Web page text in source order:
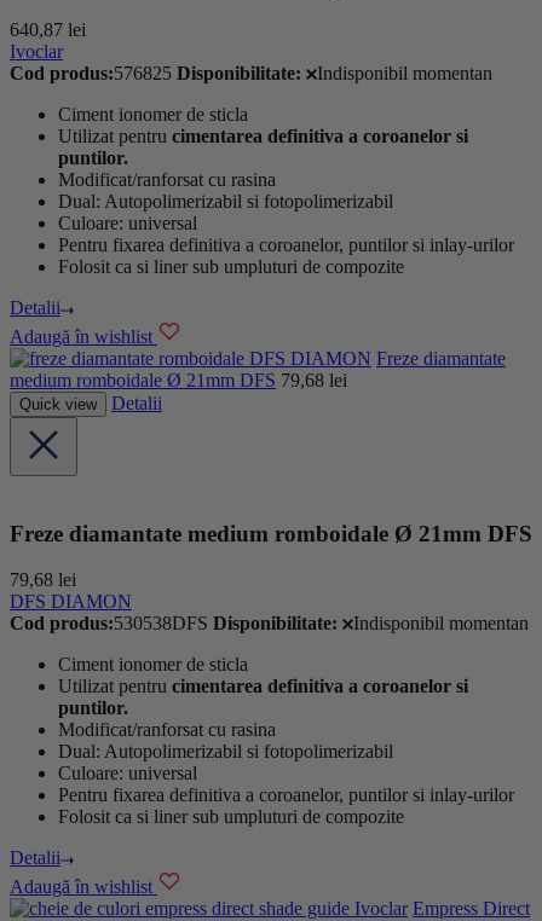
640,87 lei
Ivoclar
Cod produs:576825 Disponibilitate:
Indisponibil momentan
Ciment ionomer de sticla
Utilizat pentru cimentarea definitiva a coroanelor si
puntilor.
Modificat/ranforsat cu rasina
Dual: Autopolimerizabil si fotopolimerizabil
Culoare: universal
Pentru fixarea definitiva a coroanelor, puntilor si inlay-urilor
Folosit ca si liner sub umpluturi de compozite
Detalii
Adaugă în wishlist
DFS DIAMON Freze diamantate
medium romboidale Ø 21mm DFS 79,68 lei
Quick view Detalii
Freze diamantate medium romboidale Ø 21mm DFS
79,68 lei
DFS DIAMON
Cod produs:530538DFS Disponibilitate:
Indisponibil momentan
Ciment ionomer de sticla
Utilizat pentru cimentarea definitiva a coroanelor si
puntilor.
Modificat/ranforsat cu rasina
Dual: Autopolimerizabil si fotopolimerizabil
Culoare: universal
Pentru fixarea definitiva a coroanelor, puntilor si inlay-urilor
Folosit ca si liner sub umpluturi de compozite
Detalii
Adaugă în wishlist
Ivoclar Empress Direct